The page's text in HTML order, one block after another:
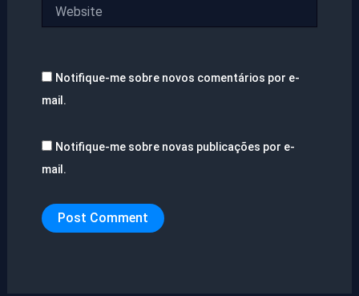
Notifique-me sobre novos comentários por e-
mail.
Notifique-me sobre novas publicações por e-
mail.